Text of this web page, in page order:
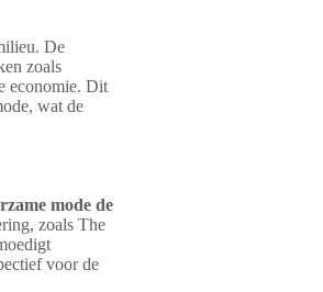
De
zoals
economie. Dit
wat de
mode de
zoals The
voor de